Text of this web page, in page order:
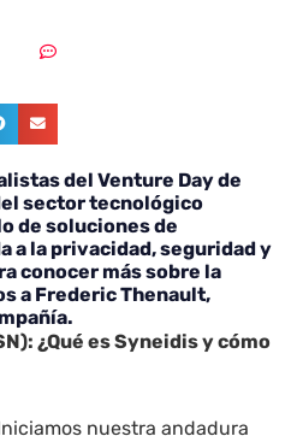
del Venture Day de
sector tecnológico
de soluciones de
a la privacidad, seguridad y
conocer más sobre la
a Frederic Thenault,
¿Qué es Syneidis y cómo
nuestra andadura